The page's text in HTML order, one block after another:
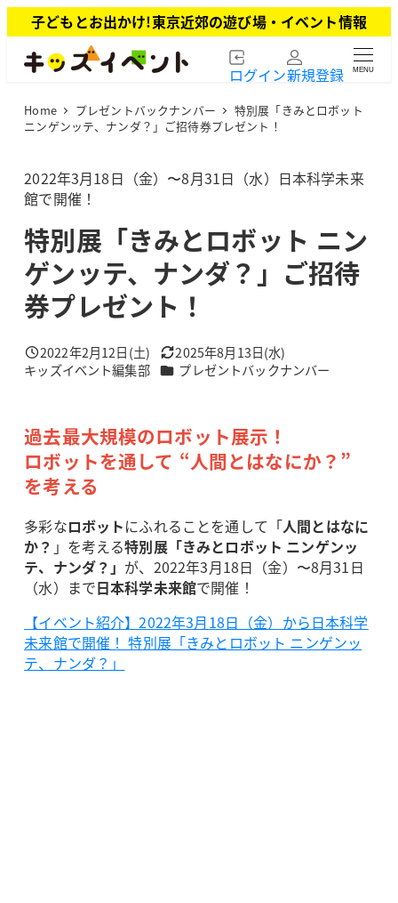
イ
子どもとお出かけ!東京近郊の遊び場・イベント情報
ログイン新規登録 MENU
Home プレゼントバックナンバー
特別展「きみとロボット
ニンゲンッテ、ナンダ？」ご招待券プレゼント！
2022年3月18日（金）〜8月31日（水）日本科学未来
館で開催！
特別展「きみとロボット ニン
ゲンッテ、ナンダ？」ご招待
券プレゼント！
投稿日
2022年2月12日(土) 更新日
2025年8月13日(水)
著
キッズイベント編集部 カテゴリー
プレゼントバックナンバー
過去最大規模のロボット展示！
ロボットを通して “人間とはなにか？”
を考える
多彩なロボットにふれることを通して「人間とはなに
か？ 」を考える特別展「きみとロボット ニンゲンッ
テ、ナンダ？」 が、2022年3月18日（金）〜8月31日
（水）まで日本科学未来館で開催！
【イベント紹介】2022年3月18日（金）から日本科学
未来館で開催！ 特別展「きみとロボット ニンゲンッ
テ、ナンダ？」